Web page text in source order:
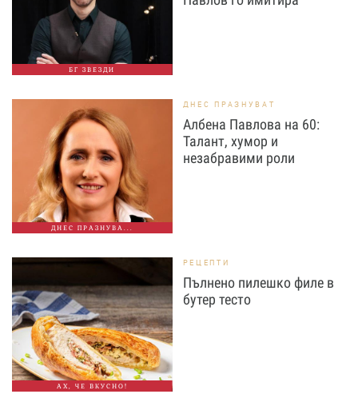
БГ ЗВЕЗДИ
ДНЕС ПРАЗНУВА...
ДНЕС ПРАЗНУВАТ
Албена Павлова на 60:
Талант, хумор и
незабравими роли
АХ, ЧЕ ВКУСНО!
РЕЦЕПТИ
Пълнено пилешко филе в
бутер тесто